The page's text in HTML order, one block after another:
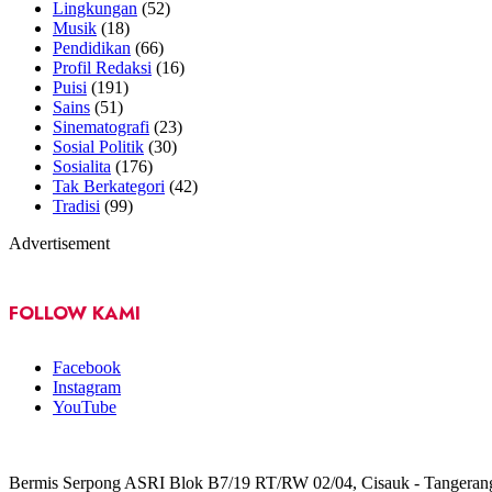
Lingkungan (52)
Musik (18)
Pendidikan (66)
Profil Redaksi (16)
Puisi (191)
Sains (51)
Sinematografi (23)
Sosial Politik (30)
Sosialita (176)
Tak Berkategori (42)
Tradisi (99)
Advertisement
FOLLOW KAMI
Facebook
Instagram
YouTube
Bermis Serpong ASRI Blok B7/19 RT/RW 02/04, Cisauk -